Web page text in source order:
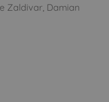
Zaldivar, Damian